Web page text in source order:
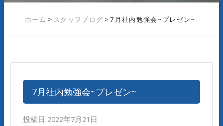
ホーム > スタッフブログ >7月社内勉強会~プレゼン~
7月社内勉強会~プレゼン~
投稿日 2022年7月21日